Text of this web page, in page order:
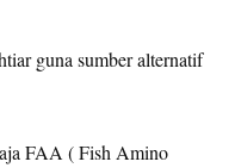
guna sumber alternatif
FAA ( Fish Amino